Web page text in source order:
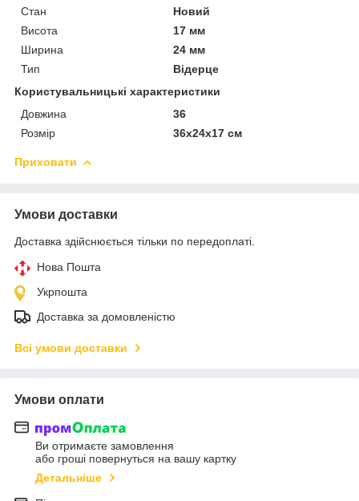
Стан
Новий
Висота
17 мм
Ширина
24 мм
Тип
Відерце
Користувальницькі характеристики
Довжина
36
Розмір
36x24x17 см
Приховати
Умови доставки
Доставка здійснюється тільки по передоплаті.
Нова Пошта
Укрпошта
Доставка за домовленістю
Всі умови доставки
Умови оплати
Ви отримаєте замовлення
або гроші повернуться на вашу картку
Детальніше